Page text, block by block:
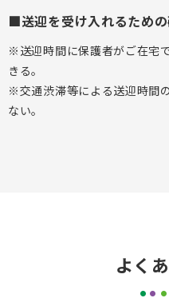
■送迎を受け入れるため
※送迎時間に保護者がご在宅
きる。
※交通渋滞等による送迎時間
ない。
よく